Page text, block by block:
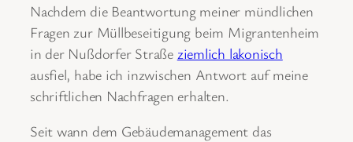
Nachdem die Beantwortung meiner mündlichen
Fragen zur Müllbeseitigung beim Migrantenheim
in der Nußdorfer Straße ziemlich lakonisch
ausfiel, habe ich inzwischen Antwort auf meine
schriftlichen Nachfragen erhalten.
Seit wann dem Gebäudemanagement das